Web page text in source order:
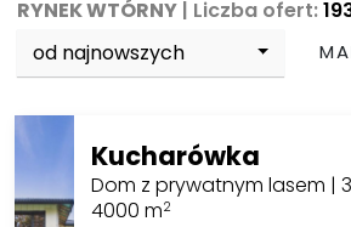
RYNEK WTÓRNY | Liczba ofert:
od najnowszych
Kucharówka
Dom z prywatnym lasem |
4000 m2